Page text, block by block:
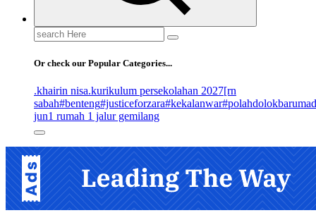
Search
for:
Or check our Popular Categories...
.khairin nisa.kurikulum persekolahan 2027[rn
sabah#benteng#justiceforzara#kekalanwar
jun1 rumah 1 jalur gemilang